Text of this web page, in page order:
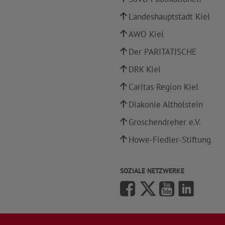
Landeshauptstadt Kiel
AWO Kiel
Der PARITÄTISCHE
DRK Kiel
Caritas Region Kiel
Diakonie Altholstein
Groschendreher e.V.
Howe-Fiedler-Stiftung
SOZIALE NETZWERKE